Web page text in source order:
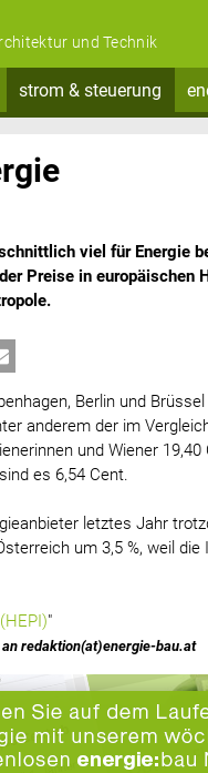
und Technik
strom & steuerung
viel für Energie
Preise in europäischen
Berlin und
anderem der im
und Wiener
es 6,54 Cent.
letztes Jahr
um 3,5 %, weil
"
redaktion(at)energie-bau.at